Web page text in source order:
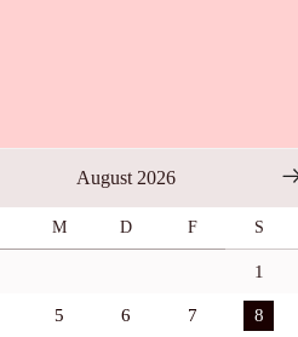
August 2026
M D F S
1
5 6 7 8